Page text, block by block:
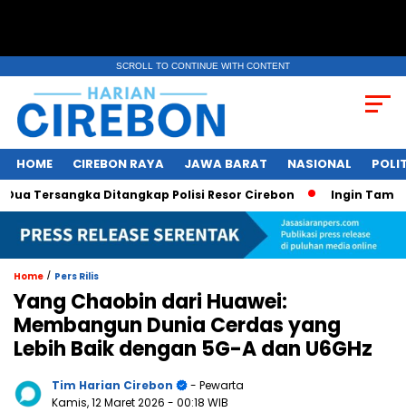
SCROLL TO CONTINUE WITH CONTENT
HOME CIREBON RAYA JAWA BARAT NASIONAL
Tersangka Ditangkap Polisi Resor Cirebon Ingin Tampil di
Home / Pers Rilis
Yang Chaobin dari Huawei:
Membangun Dunia Cerdas yang
Lebih Baik dengan 5G-A dan U6GHz
Tim Harian Cirebon
- Pewarta
Kamis, 12 Maret 2026 - 00:18 WIB